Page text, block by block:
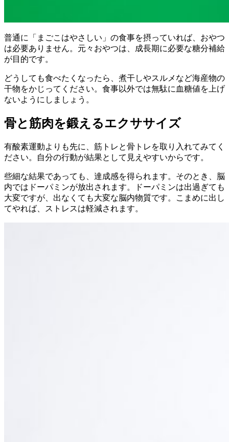
普通に「まごこはやさしい」の食事を摂っていれば、おやつ
は必要ありません。元々おやつは、成長期に必要な糖分補給
が目的です。
どうしても食べたくなったら、煮干しやスルメなど海産物の
干物をかじってください。食事以外では無駄に血糖値を上げ
ないようにしましょう。
骨と筋肉を鍛えるエクササイズ
有酸素運動よりも先に、筋トレと骨トレを取り入れてみてく
ださい。自分の行動が結果として見えやすいからです。
些細な結果であっても、達成感を得られます。そのとき、脳
内ではドーパミンが放出されます。ドーパミンは出過ぎても
大変ですが、出なくても大変な脳内物質です。こまめに出し
てやれば、ストレスは軽減されます。